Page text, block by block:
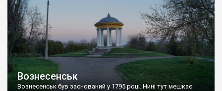
Вознесенськ
Вознесенськ був заснований у 1795 році. Нині тут мешкає